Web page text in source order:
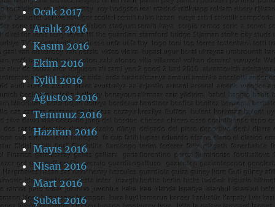
Ocak 2017
Aralık 2016
Kasım 2016
Ekim 2016
Eylül 2016
Ağustos 2016
Temmuz 2016
Haziran 2016
Mayıs 2016
Nisan 2016
Mart 2016
Şubat 2016